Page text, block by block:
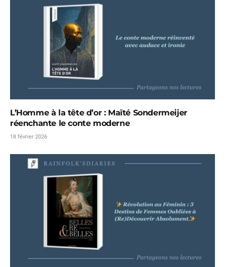
L’Homme à la tête d’or : Maïté Sondermeijer
réenchante le conte moderne
18 février 2026